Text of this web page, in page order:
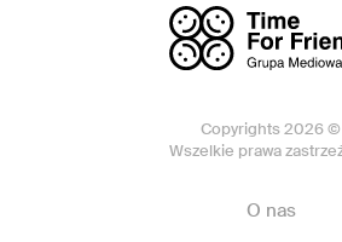
Copyrights 2026 ©
Wszelkie prawa
O nas